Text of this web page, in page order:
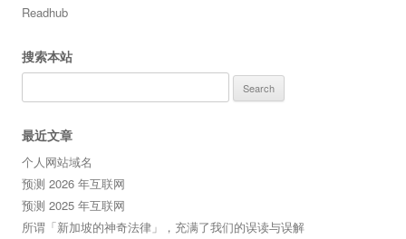
Readhub
搜索本站
for:
最近文章
个人网站域名
预测 2026 年互联网
预测 2025 年互联网
所谓「新加坡的神奇法律」，充满了我们的误读与误解